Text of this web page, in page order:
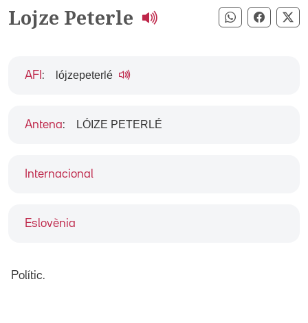
Lojze Peterle Compartir
Internacional
Eslovènia
AFI : lójzepeterlé
Antena: LÓIZE PETERLÉ
Polític.